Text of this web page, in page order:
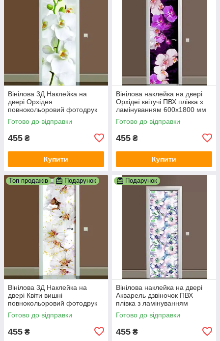
Вінілова 3Д Наклейка на
двері Орхідея
повнокольоровий фотодрук
плівка для дверей декор
600х1800 мм
Готово до відправки
455 ₴
Купити
Вінілова наклейка на двері
Орхідеї квітучі ПВХ плівка з
ламінуванням 600х1800 мм
квіти Фіолетовий
Готово до відправки
455 ₴
Купити
Топ продажів Подарунок
Вінілова 3Д Наклейка на
двері Квіти вишні
повнокольоровий фотодрук
плівка для дверей декор
600х1800 мм
Готово до відправки
455 ₴
Подарунок
Вінілова наклейка на двері
Акварель дзвіночок ПВХ
плівка з ламінуванням
600х1800 мм Квіти Блакитний
Готово до відправки
455 ₴